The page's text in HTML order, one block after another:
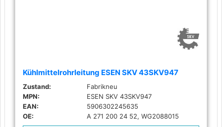
Kühlmittelrohrleitung ESEN SKV 43SKV947
Zustand:
Fabrikneu
MPN:
ESEN SKV 43SKV947
EAN:
5906302245635
OE:
A 271 200 24 52, WG2088015